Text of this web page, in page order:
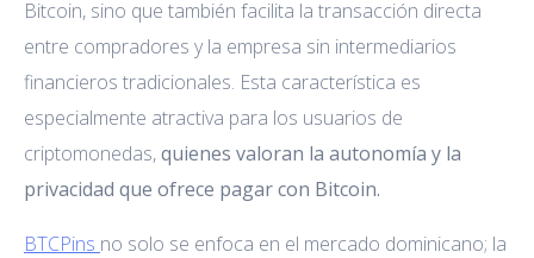
Bitcoin, sino que también facilita la transacción directa
entre compradores y la empresa sin intermediarios
financieros tradicionales. Esta característica es
especialmente atractiva para los usuarios de
criptomonedas,quienes valoran la autonomía y la
privacidad que ofrece pagar con Bitcoin.
BTCPins no solo se enfoca en el mercado dominicano; la